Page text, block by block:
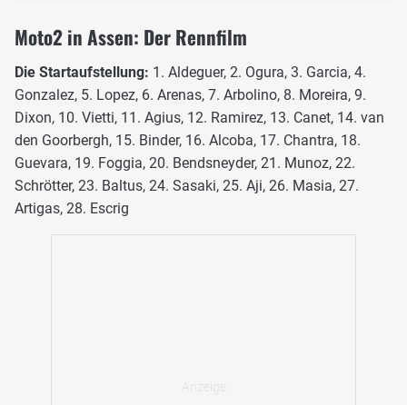
Moto2 in Assen: Der Rennfilm
Die Startaufstellung: 1. Aldeguer, 2. Ogura, 3. Garcia, 4.
Gonzalez, 5. Lopez, 6. Arenas, 7. Arbolino, 8. Moreira, 9.
Dixon, 10. Vietti, 11. Agius, 12. Ramirez, 13. Canet, 14. van
den Goorbergh, 15. Binder, 16. Alcoba, 17. Chantra, 18.
Guevara, 19. Foggia, 20. Bendsneyder, 21. Munoz, 22.
Schrötter, 23. Baltus, 24. Sasaki, 25. Aji, 26. Masia, 27.
Artigas, 28. Escrig